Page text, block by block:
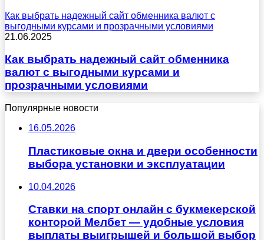
Как выбрать надежный сайт обменника валют с
выгодными курсами и прозрачными условиями
21.06.2025
Как выбрать надежный сайт обменника
валют с выгодными курсами и
прозрачными условиями
Популярные новости
16.05.2026
Пластиковые окна и двери особенности
выбора установки и эксплуатации
10.04.2026
Ставки на спорт онлайн с букмекерской
конторой Мелбет — удобные условия
выплаты выигрышей и большой выбор